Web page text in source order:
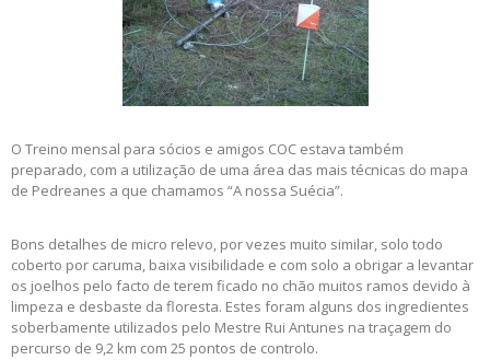
O Treino mensal para sócios e amigos COC estava também
preparado, com a utilização de uma área das mais técnicas do mapa
de Pedreanes a que chamamos “A nossa Suécia”.
Bons detalhes de micro relevo, por vezes muito similar, solo todo
coberto por caruma, baixa visibilidade e com solo a obrigar a levantar
os joelhos pelo facto de terem ficado no chão muitos ramos devido à
limpeza e desbaste da floresta. Estes foram alguns dos ingredientes
soberbamente utilizados pelo Mestre Rui Antunes na traçagem do
percurso de 9,2 km com 25 pontos de controlo.